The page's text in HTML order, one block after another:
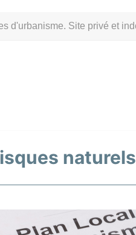
d'urbanisme. Site privé et